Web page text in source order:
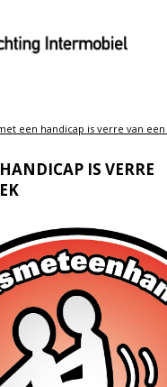
een handicap is verre van
IS VERRE